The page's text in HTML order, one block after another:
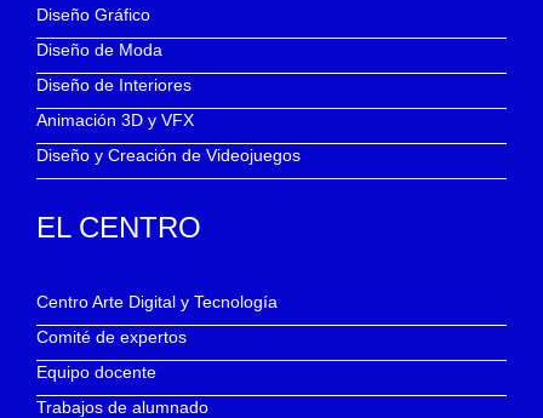
Diseño Gráfico
Diseño de Moda
Diseño de Interiores
Animación 3D y VFX
Diseño y Creación de Videojuegos
EL CENTRO
Centro Arte Digital y Tecnología
Comité de expertos
Equipo docente
Trabajos de alumnado